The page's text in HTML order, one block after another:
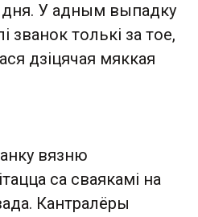
У адным выпадку
званок толькі за тое,
дзіцячая мяккая
вязню
са сваякамі на
Кантралёры